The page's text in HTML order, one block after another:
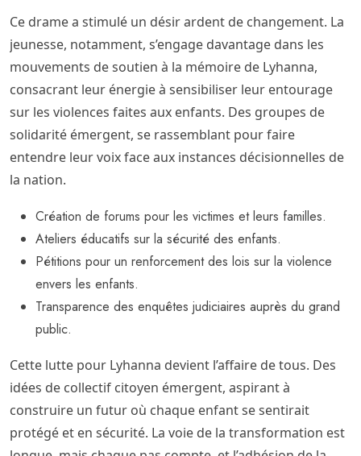
Ce drame a stimulé un désir ardent de changement. La
jeunesse, notamment, s’engage davantage dans les
mouvements de soutien à la mémoire de Lyhanna,
consacrant leur énergie à sensibiliser leur entourage
sur les violences faites aux enfants. Des groupes de
solidarité émergent, se rassemblant pour faire
entendre leur voix face aux instances décisionnelles de
la nation.
Création de forums pour les victimes et leurs familles.
Ateliers éducatifs sur la sécurité des enfants.
Pétitions pour un renforcement des lois sur la violence
envers les enfants.
Transparence des enquêtes judiciaires auprès du grand
public.
Cette lutte pour Lyhanna devient l’affaire de tous. Des
idées de collectif citoyen émergent, aspirant à
construire un futur où chaque enfant se sentirait
protégé et en sécurité. La voie de la transformation est